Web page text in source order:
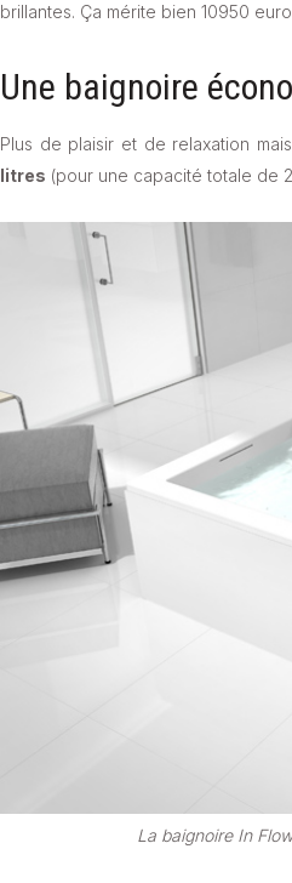
brillantes. Ça mérite bien 10950
Une baignoire
Plus de plaisir et de relaxation
litres (pour une capacité totale de
La baignoire In